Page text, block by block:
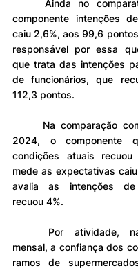
componente intenções
caiu 2,6%, aos 99,6
responsável por essa
que trata das intenções
de funcionários, que
112,3 pontos.
2024, o componente
condições atuais
mede as expectativas
avalia as intenções de
recuou 4%.
mensal, a confiança dos
ramos de